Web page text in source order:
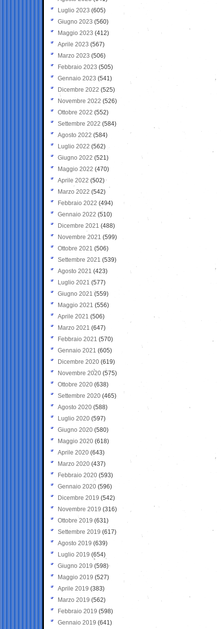
Luglio 2023 (605)
Giugno 2023 (560)
Maggio 2023 (412)
Aprile 2023 (567)
Marzo 2023 (506)
Febbraio 2023 (505)
Gennaio 2023 (541)
Dicembre 2022 (525)
Novembre 2022 (526)
Ottobre 2022 (552)
Settembre 2022 (584)
Agosto 2022 (584)
Luglio 2022 (562)
Giugno 2022 (521)
Maggio 2022 (470)
Aprile 2022 (502)
Marzo 2022 (542)
Febbraio 2022 (494)
Gennaio 2022 (510)
Dicembre 2021 (488)
Novembre 2021 (599)
Ottobre 2021 (506)
Settembre 2021 (539)
Agosto 2021 (423)
Luglio 2021 (577)
Giugno 2021(559)
Maggio 2021 (556)
Aprile 2021 (506)
Marzo 2021 (647)
Febbraio 2021 (570)
Gennaio 2021 (605)
Dicembre 2020 (619)
Novembre 2020 (575)
Ottobre 2020 (638)
Settembre 2020(465)
Agosto 2020 (588)
Luglio 2020 (597)
Giugno 2020 (580)
Maggio 2020 (618)
Aprile 2020 (643)
Marzo 2020 (437)
Febbraio 2020 (593)
Gennaio 2020 (596)
Dicembre 2019 (542)
Novembre 2019 (316)
Ottobre 2019 (631)
Settembre 2019 (617)
Agosto 2019 (639)
Luglio 2019 (654)
Giugno 2019 (598)
Maggio 2019 (527)
Aprile 2019 (383)
Marzo 2019 (562)
Febbraio 2019 (598)
Gennaio 2019 (641)